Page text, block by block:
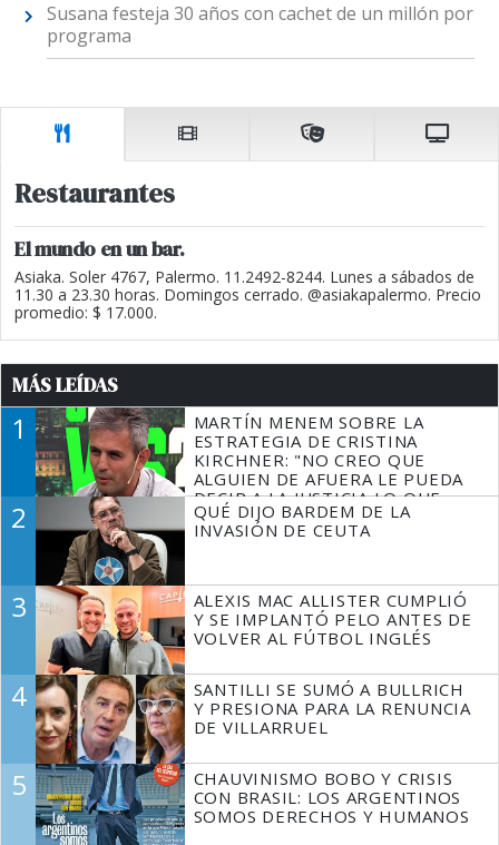
Susana festeja 30 años con cachet de un millón por
programa
Restaurantes
El mundo en un bar.
Asiaka. Soler 4767, Palermo. 11.2492-8244. Lunes a sábados de
11.30 a 23.30 horas. Domingos cerrado. @asiakapalermo. Precio
promedio: $ 17.000.
MÁS LEÍDAS
1
MARTÍN MENEM SOBRE LA
ESTRATEGIA DE CRISTINA
KIRCHNER: "NO CREO QUE
ALGUIEN DE AFUERA LE PUEDA
DECIR A LA JUSTICIA LO QUE
TIENE QUE HACER"
2
QUÉ DIJO BARDEM DE LA
INVASIÓN DE CEUTA
3
ALEXIS MAC ALLISTER CUMPLIÓ
Y SE IMPLANTÓ PELO ANTES DE
VOLVER AL FÚTBOL INGLÉS
4
SANTILLI SE SUMÓ A BULLRICH
Y PRESIONA PARA LA RENUNCIA
DE VILLARRUEL
5
CHAUVINISMO BOBO Y CRISIS
CON BRASIL: LOS ARGENTINOS
SOMOS DERECHOS Y HUMANOS